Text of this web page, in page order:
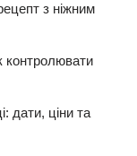
з ніжним
контролювати
дати, ціни та